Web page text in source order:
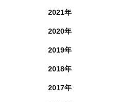
2021年
2020年
2019年
2018年
2017年